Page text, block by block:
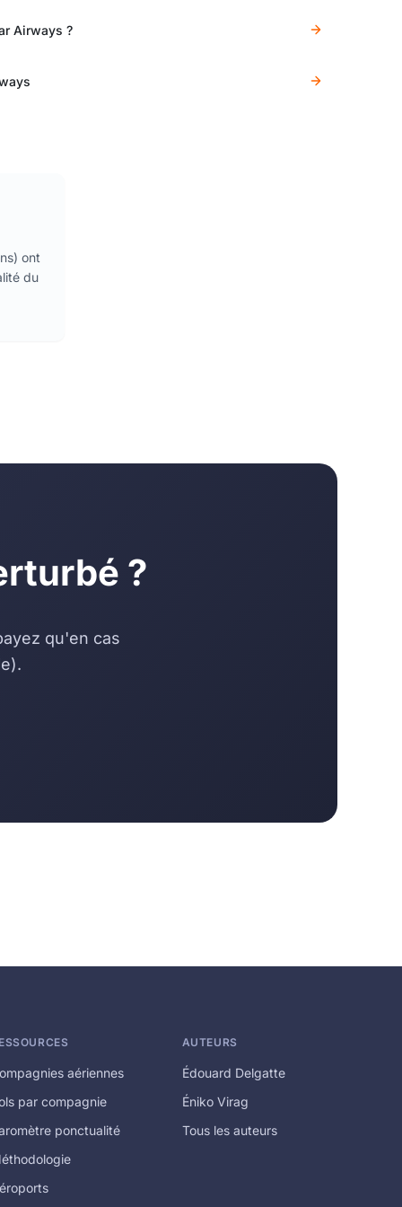
Airways ?
ont
du
?
qu'en cas
aériennes
par compagnie
ponctualité
AUTEURS
Édouard Delgatte
Éniko Virag
Tous les auteurs